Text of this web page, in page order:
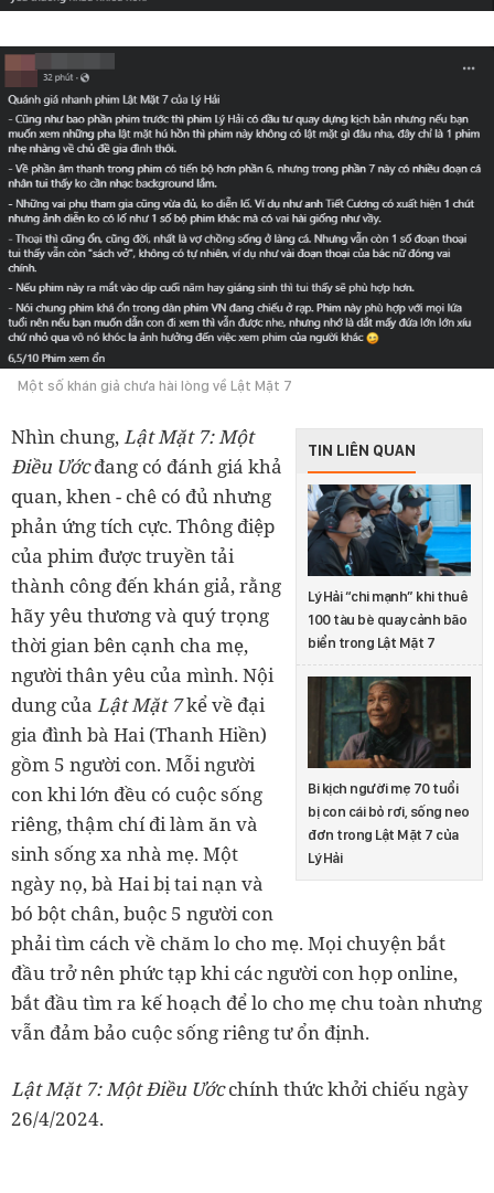
Một số khán giả chưa hài lòng về Lật Mặt 7
TIN LIÊN QUAN
Lý Hải “chi mạnh” khi thuê
100 tàu bè quay cảnh bão
biển trong Lật Mặt 7
Bi kịch người mẹ 70 tuổi
bị con cái bỏ rơi, sống neo
đơn trong Lật Mặt 7 của
Lý Hải
Nhìn chung,Lật Mặt 7: Một
Điều Ướcđang có đánh giá khả
quan, khen - chê có đủ nhưng
phản ứng tích cực. Thông điệp
của phim được truyền tải
thành công đến khán giả, rằng
hãy yêu thương và quý trọng
thời gian bên cạnh cha mẹ,
người thân yêu của mình. Nội
dung của Lật Mặt 7kể về đại
gia đình bà Hai (Thanh Hiền)
gồm 5 người con. Mỗi người
con khi lớn đều có cuộc sống
riêng, thậm chí đi làm ăn và
sinh sống xa nhà mẹ. Một
ngày nọ, bà Hai bị tai nạn và
bó bột chân, buộc 5 người con
phải tìm cách về chăm lo cho mẹ. Mọi chuyện bắt
đầu trở nên phức tạp khi các người con họp online,
bắt đầu tìm ra kế hoạch để lo cho mẹ chu toàn nhưng
vẫn đảm bảo cuộc sống riêng tư ổn định.
Lật Mặt 7: Một Điều Ướcchính thức khởi chiếu ngày
26/4/2024.